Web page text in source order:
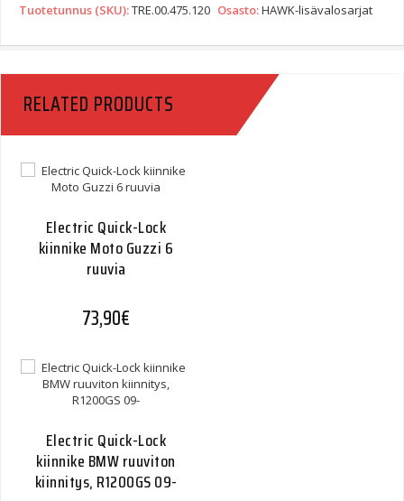
Tuotetunnus (SKU):TRE.00.475.120 Osasto:HAWK-lisävalosarjat
RELATED PRODUCTS
Electric Quick-Lock
kiinnike Moto Guzzi 6
ruuvia
73,90€
Electric Quick-Lock
kiinnike BMW ruuviton
kiinnitys, R1200GS 09-